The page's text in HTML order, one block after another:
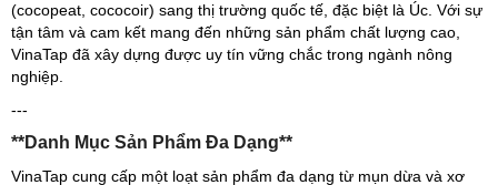
(cocopeat, cococoir) sang thị trường quốc tế, đặc biệt là Úc. Với sự
tận tâm và cam kết mang đến những sản phẩm chất lượng cao,
VinaTap đã xây dựng được uy tín vững chắc trong ngành nông
nghiệp.
---
**Danh Mục Sản Phẩm Đa Dạng**
VinaTap cung cấp một loạt sản phẩm đa dạng từ mụn dừa và xơ